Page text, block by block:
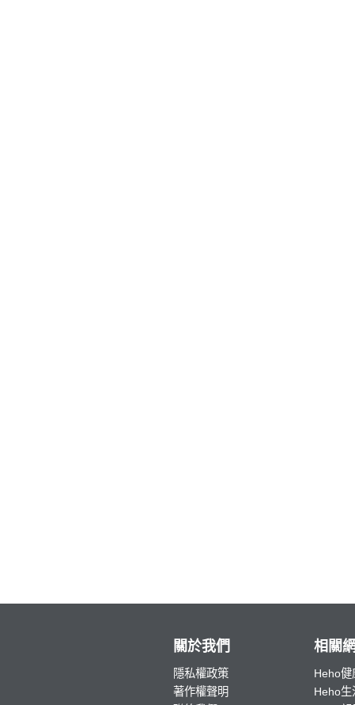
關於我們
隱私權政策
著作權聲明
相關
Heho健
Heho生